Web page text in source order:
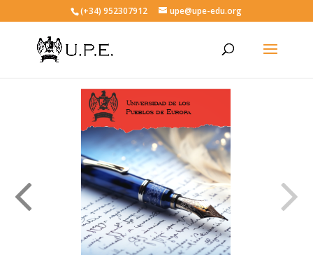
(+34) 952307912 upe@upe-edu.org